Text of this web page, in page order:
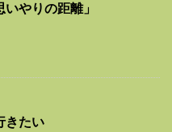
いやりの距離」
きたい